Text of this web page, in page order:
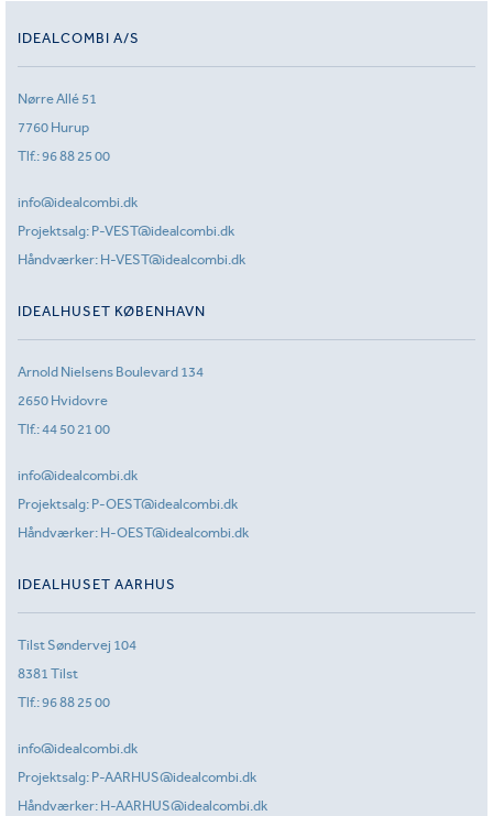
IDEALCOMBI A/S
Nørre Allé 51
7760 Hurup
Tlf.:96 88 25 00
info@idealcombi.dk
Projektsalg: P-VEST@idealcombi.dk
Håndværker: H-VEST@idealcombi.dk
IDEALHUSET KØBENHAVN
Arnold Nielsens Boulevard 134
2650 Hvidovre
Tlf.:44 50 21 00
info@idealcombi.dk
Projektsalg: P-OEST@idealcombi.dk
Håndværker: H-OEST@idealcombi.dk
IDEALHUSET AARHUS
Tilst Søndervej 104
8381 Tilst
Tlf.:96 88 25 00
info@idealcombi.dk
Projektsalg: P-AARHUS@idealcombi.dk
Håndværker: H-AARHUS@idealcombi.dk